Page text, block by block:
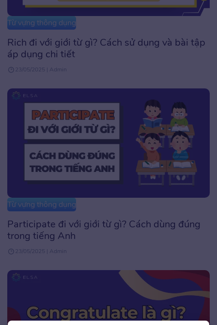
Từ vựng thông dụng
Rich đi với giới từ gì? Cách sử dụng và bài tập
áp dụng chi tiết
23/05/2025 | Admin
Từ vựng thông dụng
Participate đi với giới từ gì? Cách dùng đúng
trong tiếng Anh
23/05/2025 | Admin